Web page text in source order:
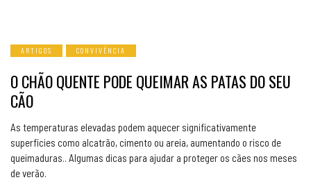
ARTIGOS CONVIVÊNCIA
O CHÃO QUENTE PODE QUEIMAR AS PATAS DO SEU
CÃO
As temperaturas elevadas podem aquecer significativamente
superfícies como alcatrão, cimento ou areia, aumentando o risco de
queimaduras.. Algumas dicas para ajudar a proteger os cães nos meses
de verão.